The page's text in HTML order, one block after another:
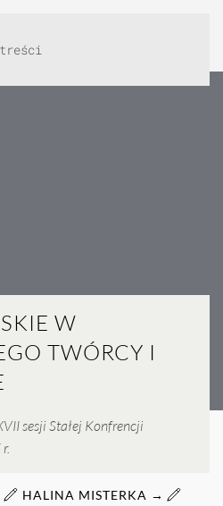
treści
W
TWÓRCY I
sesji Stałej Konfrencji
HALINA MISTERKA →